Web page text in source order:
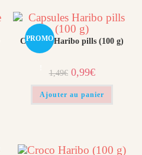
PROMO
Capsules Haribo pills (100 g)
1,49€ Le
prix
initial
était :
1,49€.
0,99€Le
prix
actuel
est :
0,99€.
Ajouter au panier